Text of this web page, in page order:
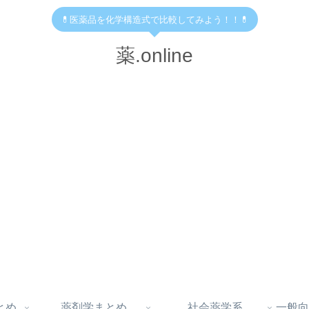
💊医薬品を化学構造式で比較してみよう！！💊
薬.online